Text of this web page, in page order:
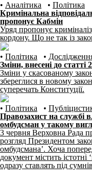
• Аналітика • Політика
Кримінальна
пропонує Кабмін
Уряд пропонує
кордону. Що не так із
• Політика •
Зміни, внесені до
Зміни у скасованому
збереглися в новому
суперечать Конституції.
• Політика •
Правозахист на службі
омбудсман у такому
3 червня Верховна Рада
розгляд Президентом
омбудсмана’. Хоча
документ містить істотні
одразу ставлять під